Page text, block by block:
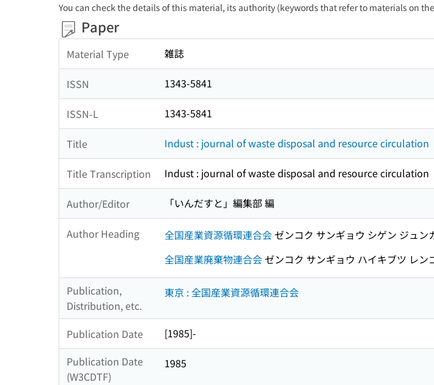
You can check the details of this material, its authority (keywords that refer to materials on
Paper
Material Type 雑誌
ISSN 1343-5841
ISSN-L 1343-5841
Title Indust : journal of waste disposal and resource circulation
Title Transcription Indust : journal of waste disposal and resource circulation
Author/Editor 「いんだすと」編集部 編
Author Heading 全国産業資源循環連合会ゼンコク サンギョウ シゲン ジュン
全国産業廃棄物連合会ゼンコク サンギョウ ハイキブツ レン
Publication,
Distribution, etc.
東京 : 全国産業資源循環連合会
Publication Date
[1985]-
Publication Date
(W3CDTF)
1985